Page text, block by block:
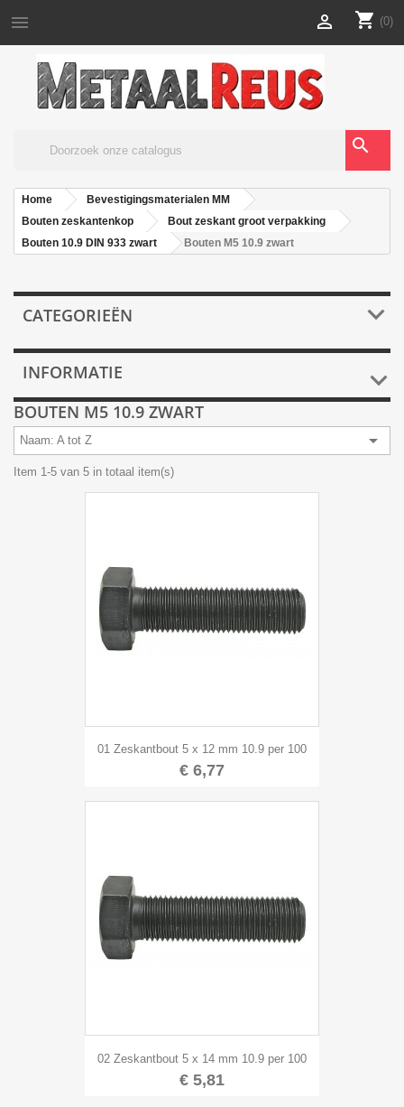
 shopping_cart (0)

search
Home
Bevestigingsmaterialen MM
Bouten zeskantenkop
Bout zeskant groot verpakking
Bouten 10.9 DIN 933 zwart
Bouten M5 10.9 zwart
CATEGORIEËN 
INFORMATIE 
BOUTEN M5 10.9 ZWART
Naam: A tot Z 
Item 1-5 van 5 in totaal item(s)
01 Zeskantbout 5 x 12 mm 10.9 per 100
€ 6,77
02 Zeskantbout 5 x 14 mm 10.9 per 100
€ 5,81